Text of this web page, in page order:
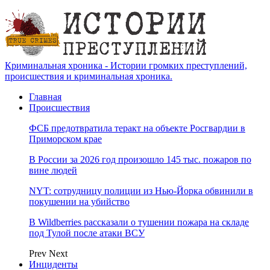
Криминальная хроника - Истории громких преступлений,
происшествия и криминальная хроника.
Главная
Происшествия
ФСБ предотвратила теракт на объекте Росгвардии в
Приморском крае
В России за 2026 год произошло 145 тыс. пожаров по
вине людей
NYT: сотрудницу полиции из Нью-Йорка обвинили в
покушении на убийство
В Wildberries рассказали о тушении пожара на складе
под Тулой после атаки ВСУ
Prev Next
Инциденты